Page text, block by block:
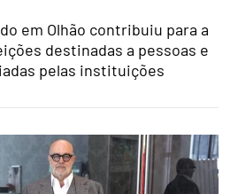
em Olhão contribuiu para a
destinadas a pessoas e
pelas instituições